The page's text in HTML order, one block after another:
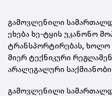
გამოვლენილი
ეხება ხე-ტყის უკანონო
ტრანსპორტირებას, ხოლო
მიერ ტექნიკური
არალეგალური
გამოვლენილი